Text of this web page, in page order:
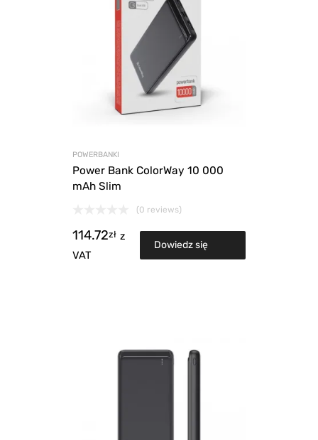
POWERBANKI
Power Bank ColorWay 10 000
mAh Slim
(0 reviews)
114.72zł z
VAT
Dowiedz się